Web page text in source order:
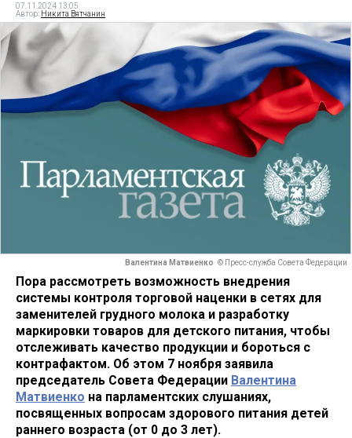
07.11.2024 13:05
Автор: Никита Вятчанин
Валентина Матвиенко © Пресс-служба Совета Федерации
Пора рассмотреть возможность внедрения
системы контроля торговой наценки в сетях для
заменителей грудного молока и разработку
маркировки товаров для детского питания, чтобы
отслеживать качество продукции и бороться с
контрафактом. Об этом 7 ноября заявила
председатель Совета Федерации Валентина
Матвиенко на парламентских слушаниях,
посвященных вопросам здорового питания детей
раннего возраста (от 0 до 3 лет).